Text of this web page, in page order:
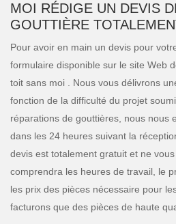
MOI RÉDIGE UN DEVIS
GOUTTIÈRE
Pour avoir en main un devis pour
formulaire disponible sur le site Web
toit sans moi . Nous vous délivrons
fonction de la difficulté du projet
réparations de gouttières, nous nous
dans les 24 heures suivant la
devis est totalement gratuit et ne
comprendra les heures de travail, le
les prix des pièces nécessaire pour
facturons que des pièces de haute